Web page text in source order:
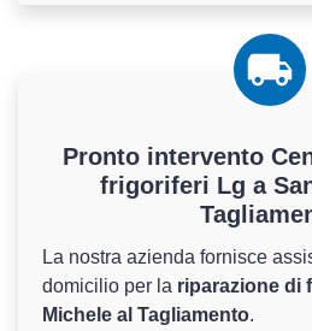
Pronto intervento
frigoriferi Lg a
La nostra azienda fornisce
domicilio per la riparazione di
Michele al Tagliamento.